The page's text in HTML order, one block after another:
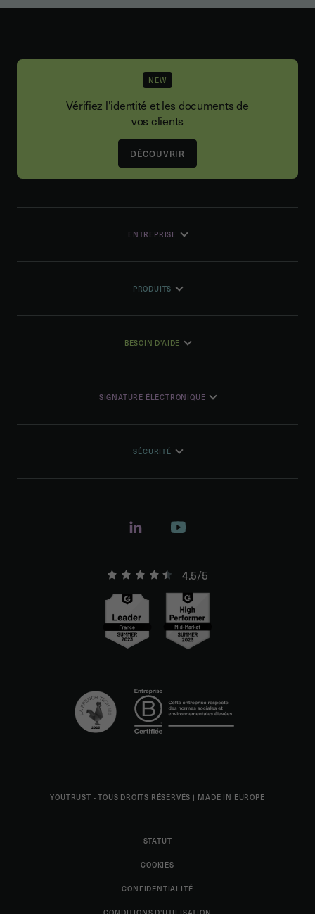
NEW
Vérifiez l'identité et les documents de
vos clients
DÉCOUVRIR
ENTREPRISE
PRODUITS
BESOIN D'AIDE
SIGNATURE ÉLECTRONIQUE
SÉCURITÉ
4.5/5
YOUTRUST - TOUS DROITS RÉSERVÉS | MADE IN EUROPE
STATUT
COOKIES
CONFIDENTIALITÉ